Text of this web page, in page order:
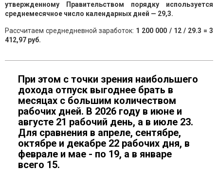
утвержденному Правительством порядку используется
среднемесячное число календарных дней — 29,3.
Рассчитаем среднедневной заработок: 1 200 000 / 12 / 29.3 = 3
412,97 руб.
При этом с точки зрения наибольшего
дохода отпуск выгоднее брать в
месяцах с большим количеством
рабочих дней. В 2026 году в июне и
августе 21 рабочий день, а в июле 23.
Для сравнения в апреле, сентябре,
октябре и декабре 22 рабочих дня, в
феврале и мае - по 19, а в январе
всего 15.